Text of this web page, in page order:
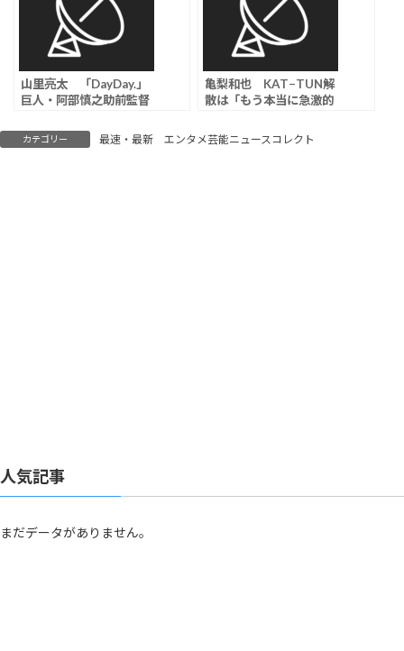
山里亮太 「DayDay.」
巨人・阿部慎之助前監督
「自分のせいでお父さん
仕事なくなったって…娘
亀梨和也 KAT−TUN解
散は「もう本当に急激的
だったら解散っていうラ
イブがあって終われた方
カテゴリー 最速・最新 エンタメ芸能ニュースコレクト
人気記事
まだデータがありません。